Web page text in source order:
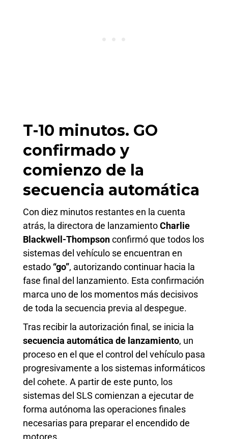
T-10 minutos. GO
confirmado y
comienzo de la
secuencia automática
Con diez minutos restantes en la cuenta
atrás, la directora de lanzamientoCharlie
Blackwell-Thompsonconfirmó que todos los
sistemas del vehículo se encuentran en
estado “go”, autorizando continuar hacia la
fase final del lanzamiento. Esta confirmación
marca uno de los momentos más decisivos
de toda la secuencia previa al despegue.
Tras recibir la autorización final, se inicia la
secuencia automática de lanzamiento, un
proceso en el que el control del vehículo pasa
progresivamente a los sistemas informáticos
del cohete. A partir de este punto, los
sistemas del SLS comienzan a ejecutar de
forma autónoma las operaciones finales
necesarias para preparar el encendido de